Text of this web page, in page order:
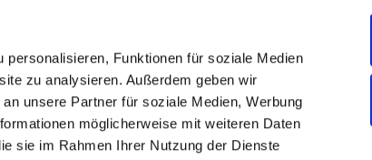
Funktionen für soziale Medien
zu analysieren. Außerdem geben wir
unsere Partner für soziale Medien, Werbung
möglicherweise mit weiteren Daten
sie im Rahmen Ihrer Nutzung der Dienste